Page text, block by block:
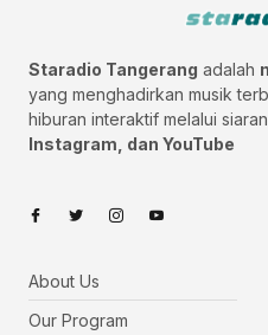
Staradio Tangerang adalah
yang menghadirkan musik
hiburan interaktif melalui siaran
Instagram, dan YouTube
About Us
Our Program